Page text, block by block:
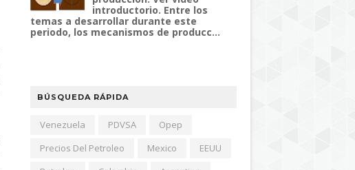
introductorio. Entre los
temas a desarrollar durante este
periodo, los mecanismos de producc...
BÚSQUEDA RÁPIDA
Venezuela PDVSA
Opep
Precios Del Petroleo
Mexico
EEUU